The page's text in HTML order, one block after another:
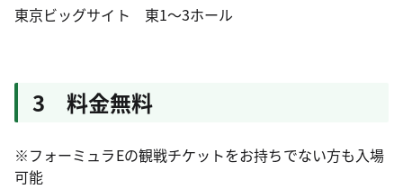
東京ビッグサイト 東1～3ホール
3 料金無料
※フォーミュラEの観戦チケットをお持ちでない方も入場
可能